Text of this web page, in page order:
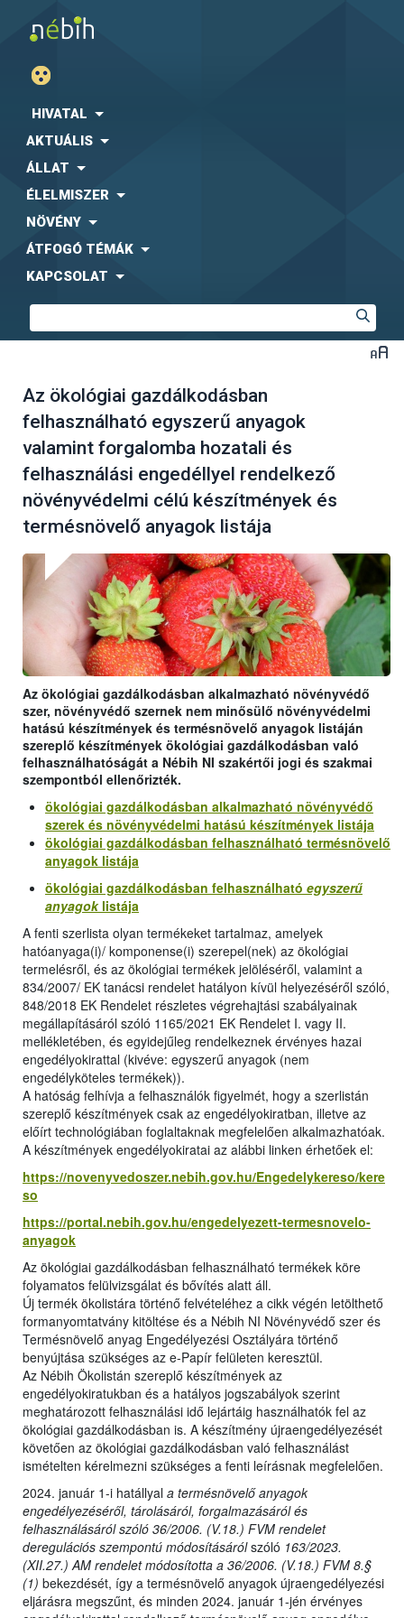
HIVATAL
AKTUÁLIS
ÁLLAT
ÉLELMISZER
NÖVÉNY
ÁTFOGÓ TÉMÁK
KAPCSOLAT
Az ökológiai gazdálkodásban
felhasználható egyszerű anyagok
valamint forgalomba hozatali és
felhasználási engedéllyel rendelkező
növényvédelmi célú készítmények és
termésnövelő anyagok listája
Az ökológiai gazdálkodásban alkalmazható növényvédő
szer, növényvédő szernek nem minősülő növényvédelmi
hatású készítmények és termésnövelő anyagok listáján
szereplő készítmények ökológiai gazdálkodásban való
felhasználhatóságát a Nébih NI szakértői jogi és szakmai
szempontból ellenőrizték.
ökológiai gazdálkodásban alkalmazható növényvédő
szerek és növényvédelmi hatású készítmények listája
ökológiai gazdálkodásban felhasználható termésnövelő
anyagok listája
ökológiai gazdálkodásban felhasználható egyszerű
anyagoklistája
A fenti szerlista olyan termékeket tartalmaz, amelyek
hatóanyaga(i)/ komponense(i) szerepel(nek) az ökológiai
termelésről, és az ökológiai termékek jelöléséről, valamint a
834/2007/ EK tanácsi rendelet hatályon kívül helyezéséről szóló,
848/2018 EK Rendelet részletes végrehajtási szabályainak
megállapításáról szóló 1165/2021 EK Rendelet I. vagy II.
mellékletében, és egyidejűleg rendelkeznek érvényes hazai
engedélyokirattal (kivéve: egyszerű anyagok (nem
engedélyköteles termékek)).
A hatóság felhívja a felhasználók figyelmét, hogy a szerlistán
szereplő készítmények csak az engedélyokiratban, illetve az
előírt technológiában foglaltaknak megfelelően alkalmazhatóak.
A készítmények engedélyokiratai az alábbi linken érhetőek el:
https://novenyvedoszer.nebih.gov.hu/Engedelykereso/kere
so
https://portal.nebih.gov.hu/engedelyezett-termesnovelo-
anyagok
Az ökológiai gazdálkodásban felhasználható termékek köre
folyamatos felülvizsgálat és bővítés alatt áll.
Új termék ökolistára történő felvételéhez a cikk végén letölthető
formanyomtatvány kitöltése és a Nébih NI Növényvédő szer és
Termésnövelő anyag Engedélyezési Osztályára történő
benyújtása szükséges az e-Papír felületen keresztül.
Az Nébih Ökolistán szereplő készítmények az
engedélyokiratukban és a hatályos jogszabályok szerint
meghatározott felhasználási idő lejártáig használhatók fel az
ökológiai gazdálkodásban is. A készítmény újraengedélyezését
követően az ökológiai gazdálkodásban való felhasználást
ismételten kérelmezni szükséges a fenti leírásnak megfelelően.
2024. január 1-i hatállyal a termésnövelő anyagok
engedélyezéséről, tárolásáról, forgalmazásáról és
felhasználásáról szóló 36/2006. (V.18.) FVM rendelet
deregulációs szempontú módosításárólszóló 163/2023.
(XII.27.) AM rendelet módosította a 36/2006. (V.18.) FVM 8.§
(1) bekezdését, így a termésnövelő anyagok újraengedélyezési
eljárásra megszűnt, és minden 2024. január 1-jén érvényes